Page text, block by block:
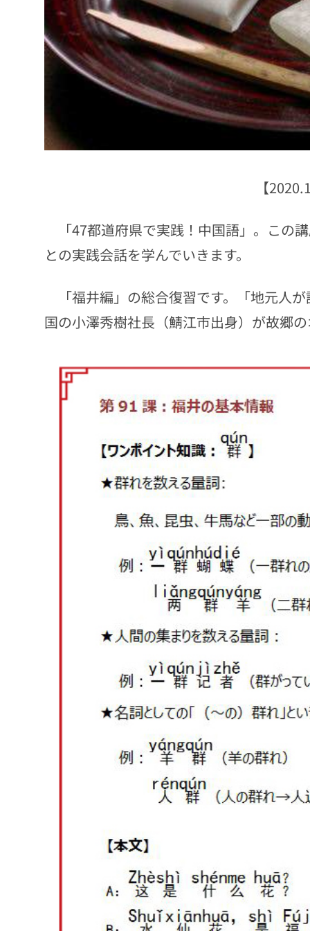
【
「47都道府県で実践！中国語」。この
との実践会話を学んでいきます。
「福井編」の総合復習です。「地元人
国の小澤秀樹社長（鯖江市出身）が故郷